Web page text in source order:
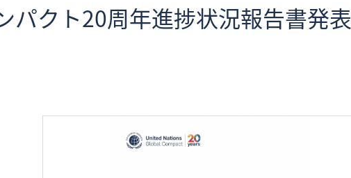
パクト20周年進捗状況報告書発表